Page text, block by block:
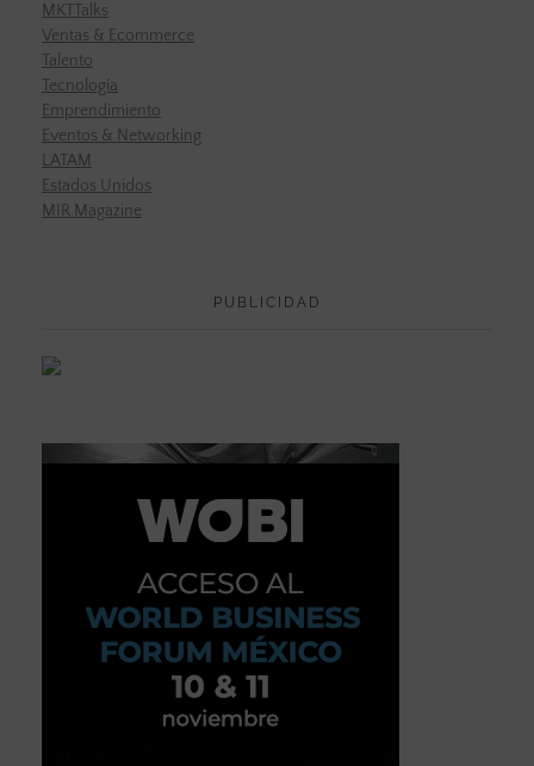
MKTTalks
Ventas & Ecommerce
Talento
Tecnología
Emprendimiento
Eventos & Networking
LATAM
Estados Unidos
MIR Magazine
PUBLICIDAD